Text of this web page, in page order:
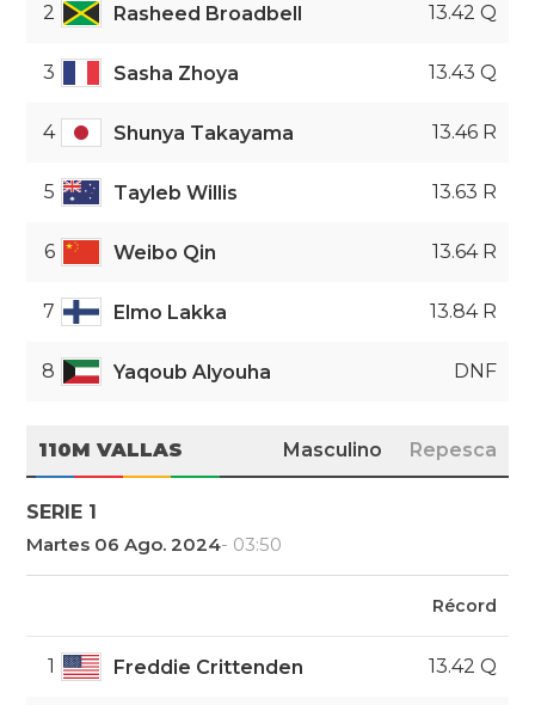
2 Rasheed Broadbell 13.42 Q
3 Sasha Zhoya 13.43 Q
4 Shunya Takayama 13.46 R
5 Tayleb Willis 13.63 R
6 Weibo Qin 13.64 R
7 Elmo Lakka 13.84 R
8 Yaqoub Alyouha DNF
110M VALLAS Masculino Repesca
SERIE 1
Martes 06 Ago. 2024- 03:50
Récord
1 Freddie Crittenden 13.42 Q